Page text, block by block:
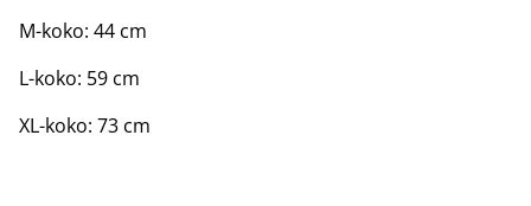
M-koko: 44 cm
L-koko: 59 cm
XL-koko: 73 cm